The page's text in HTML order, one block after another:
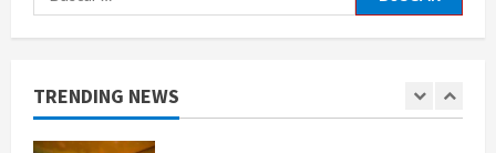
TRENDING NEWS
1
Publican artículo sobre adaptar la
vida social a la de los hijos